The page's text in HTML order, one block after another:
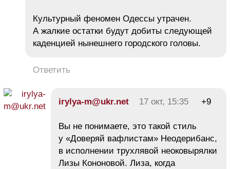
Культурный феномен Одессы утрачен.
А жалкие остатки будут добиты следующей
каденцией нынешнего городского головы.
Ответить
irylya-m@ukr.net 17 окт, 15:35 +9
Вы не понимаете, это такой стиль
у «Доверяй вaфлиcтaм» Неодерибанс,
в исполнении трухлявой неоковырялки
Лизы Кононовой. Лиза, когда